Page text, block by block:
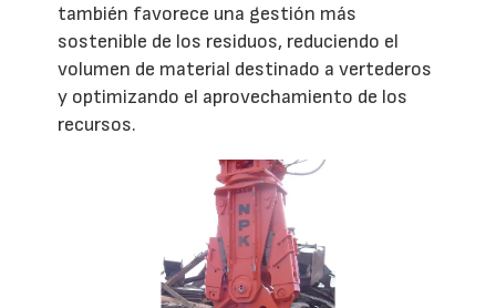
también favorece una gestión más
sostenible de los residuos, reduciendo el
volumen de material destinado a vertederos
y optimizando el aprovechamiento de los
recursos.